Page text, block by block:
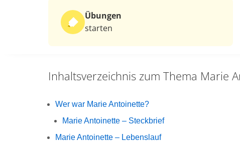
Übungen
starten
Inhaltsverzeichnis zum Thema Marie
Wer war Marie Antoinette?
Marie Antoinette – Steckbrief
Marie Antoinette – Lebenslauf